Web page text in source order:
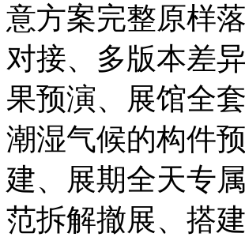
意方案完整原样
对接、多版本差
果预演、展馆全
潮湿气候的构件
建、展期全天专
范拆解撤展、搭